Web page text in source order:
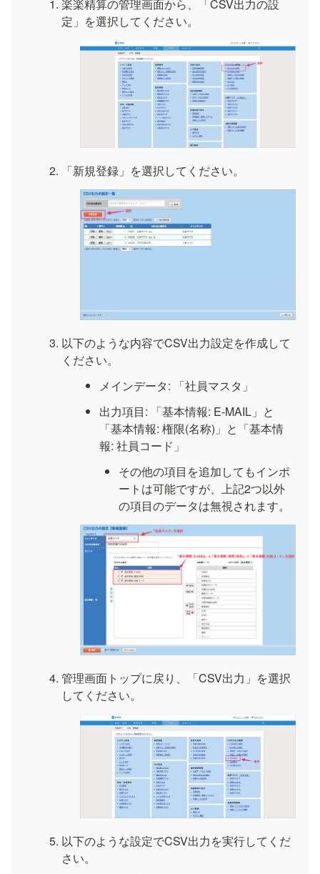
楽楽精算の管理画面から、「CSV出力の設
定」を選択してください。
「新規登録」を選択してください。
以下のような内容でCSV出力設定を作成して
ください。
メインデータ: 「社員マスタ」
出力項目: 「基本情報: E-MAIL」と
「基本情報: 権限(名称)」と「基本情
報: 社員コード」
その他の項目を追加してもインポ
ートは可能ですが、上記2つ以外
の項目のデータは無視されます。
管理画面トップに戻り、「CSV出力」を選択
してください。
以下のような設定でCSV出力を実行してくだ
さい。